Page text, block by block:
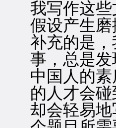
我写作这
假设产生
补充的是
事，总是
中国人的
的人才会
却会轻易